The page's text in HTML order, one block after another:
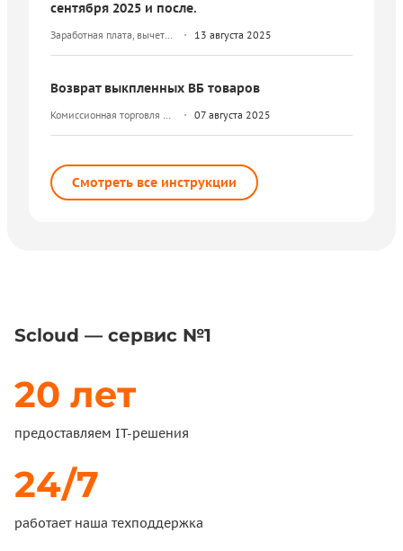
сентября 2025 и после.
Заработная плата, вычеты
и НДФЛ
13 августа 2025
Возврат выкпленных ВБ товаров
Комиссионная торговля и
маркетплейсы
07 августа 2025
Смотреть все инструкции
Scloud — сервис №1
20 лет
предоставляем IT-решения
24/7
работает наша техподдержка